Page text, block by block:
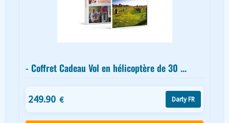
- Coffret Cadeau Vol en hélicoptère de 30 ...
249.90 € Darty FR